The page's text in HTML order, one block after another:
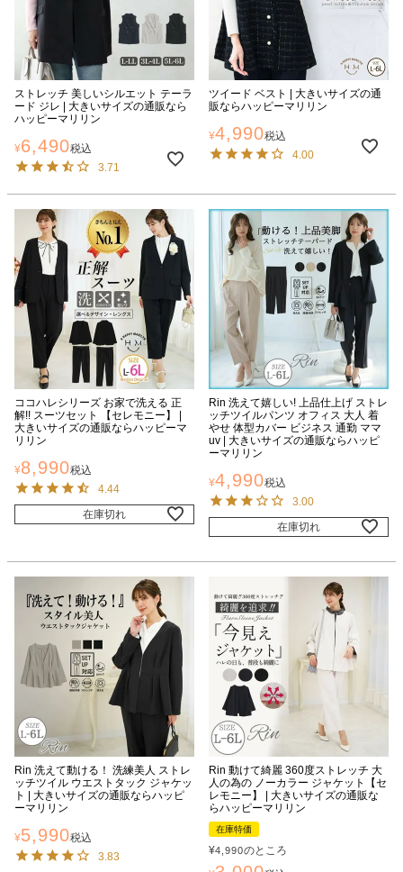
ストレッチ 美しいシルエット テーラ
ード ジレ | 大きいサイズの通販なら
ハッピーマリリン
¥6,490税込
3.71
ツイード ベスト | 大きいサイズの通
販ならハッピーマリリン
¥4,990税込
4.00
ココハレシリーズ お家で洗える 正
解!! スーツセット 【セレモニー】 |
大きいサイズの通販ならハッピーマ
リリン
¥8,990税込
4.44
在庫切れ
Rin 洗えて嬉しい! 上品仕上げ ストレ
ッチツイルパンツ オフィス 大人 着
やせ 体型カバー ビジネス 通勤 ママ
uv | 大きいサイズの通販ならハッピ
ーマリリン
¥4,990税込
3.00
在庫切れ
Rin 洗えて動ける！ 洗練美人 ストレ
ッチツイル ウエストタック ジャケッ
ト | 大きいサイズの通販ならハッピ
ーマリリン
¥5,990税込
3.83
Rin 動けて綺麗 360度ストレッチ 大
人の為の ノーカラー ジャケット【セ
レモニー】 | 大きいサイズの通販な
らハッピーマリリン
在庫特価
¥4,990のところ